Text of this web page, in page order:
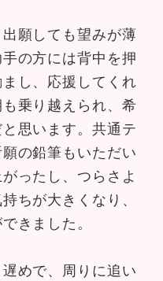
願しても望みが薄
の方には背中を押
し、応援してくれ
乗り越えられ、希
思います。共通テ
の鉛筆もいただい
ったし、つらさよ
ちが大きくなり、
きました。
めで、周りに追い